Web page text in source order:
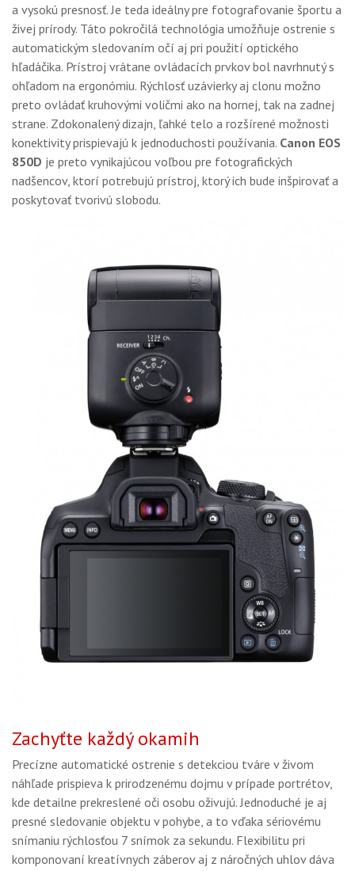
a vysokú presnosť. Je teda ideálny pre fotografovanie športu a
živej prírody. Táto pokročilá technológia umožňuje ostrenie s
automatickým sledovaním očí aj pri použití optického
hľadáčika. Prístroj vrátane ovládacích prvkov bol navrhnutý s
ohľadom na ergonómiu. Rýchlosť uzávierky aj clonu možno
preto ovládať kruhovými voličmi ako na hornej, tak na zadnej
strane. Zdokonalený dizajn, ľahké telo a rozšírené možnosti
konektivity prispievajú k jednoduchosti používania. Canon EOS
850D je preto vynikajúcou voľbou pre fotografických
nadšencov, ktorí potrebujú prístroj, ktorý ich bude inšpirovať a
poskytovať tvorivú slobodu.
Zachyťte každý okamih
Precízne automatické ostrenie s detekciou tváre v živom
náhľade prispieva k prirodzenému dojmu v prípade portrétov,
kde detailne prekreslené oči osobu oživujú. Jednoduché je aj
presné sledovanie objektu v pohybe, a to vďaka sériovému
snímaniu rýchlosťou 7 snímok za sekundu. Flexibilitu pri
komponovaní kreatívnych záberov aj z náročných uhlov dáva